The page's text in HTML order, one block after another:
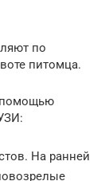
по
питомца.
помощью
На ранней